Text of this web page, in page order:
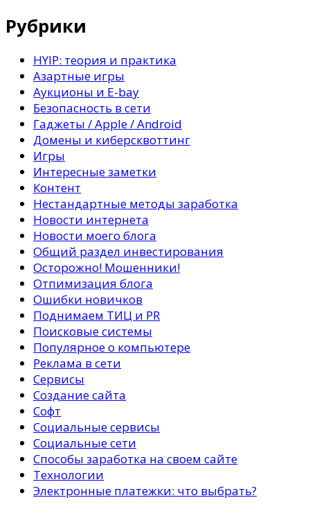
Рубрики
HYIP: теория и практика
Азартные игры
Аукционы и E-bay
Безопасность в сети
Гаджеты / Apple / Android
Домены и киберсквоттинг
Игры
Интересные заметки
Контент
Нестандартные методы заработка
Новости интернета
Новости моего блога
Общий раздел инвестирования
Осторожно! Мошенники!
Отпимизация блога
Ошибки новичков
Поднимаем ТИЦ и PR
Поисковые системы
Популярное о компьютере
Реклама в сети
Сервисы
Создание сайта
Софт
Социальные сервисы
Социальные сети
Способы заработка на своем сайте
Технологии
Электронные платежки: что выбрать?